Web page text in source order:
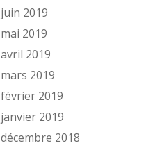
juin 2019
mai 2019
avril 2019
mars 2019
février 2019
janvier 2019
décembre 2018